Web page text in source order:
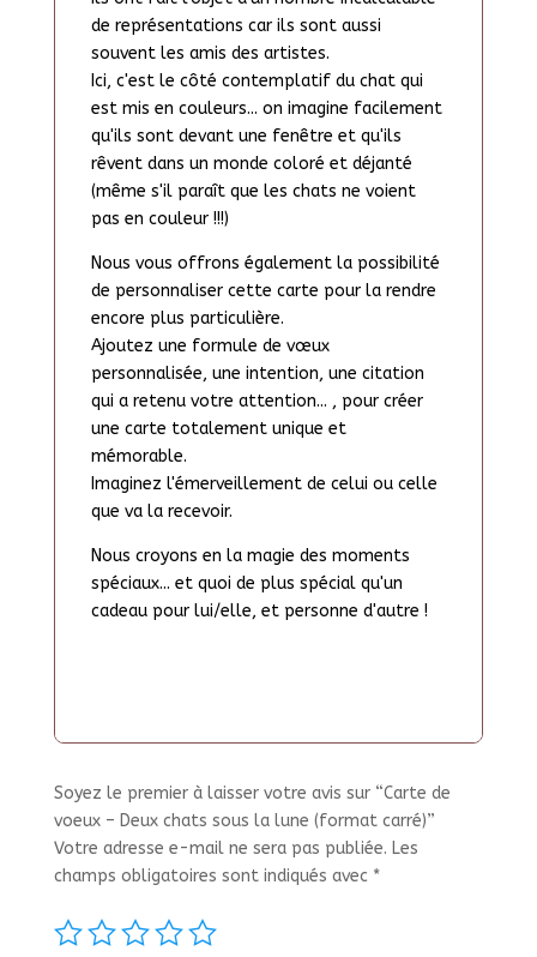
de représentations car ils sont aussi
souvent les amis des artistes.
Ici, c'est le côté contemplatif du chat qui
est mis en couleurs... on imagine facilement
qu'ils sont devant une fenêtre et qu'ils
rêvent dans un monde coloré et déjanté
(même s'il paraît que les chats ne voient
pas en couleur !!!)
Nous vous offrons également la possibilité
de personnaliser cette carte pour la rendre
encore plus particulière.
Ajoutez une formule de vœux
personnalisée, une intention, une citation
qui a retenu votre attention... , pour créer
une carte totalement unique et
mémorable.
Imaginez l'émerveillement de celui ou celle
que va la recevoir.
Nous croyons en la magie des moments
spéciaux... et quoi de plus spécial qu'un
cadeau pour lui/elle, et personne d'autre !
Soyez le premier à laisser votre avis sur “Carte de
voeux – Deux chats sous la lune (format carré)”
Votre adresse e-mail ne sera pas publiée. Les
champs obligatoires sont indiqués avec *